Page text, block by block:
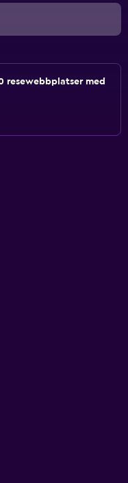
resewebbplatser med